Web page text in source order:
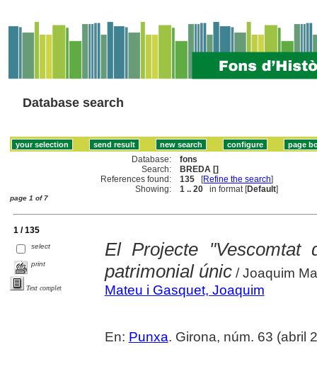
Database search
Database:
fons
Search:
BREDA []
References found:
135 [Refine the search]
Showing:
1 .. 20 in format [Default]
page 1 of 7
1 / 135
select
print
Text complet
El Projecte
patrimonial únic/ Joaquim
Mateu i Gasquet, Joaquim
En: Punxa. Girona, núm. 63 (abril